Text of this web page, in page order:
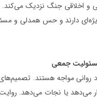
و اخلاقی جنگ نزدیک می‌کند.
دارند و حس همدلی و
جمعی
روانی مواجه هستند.
می‌دهد یا نجات می‌دهد.